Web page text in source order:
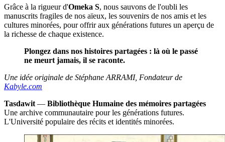
Grâce à la rigueur d'Omeka S, nous sauvons de l'oubli les
manuscrits fragiles de nos aïeux, les souvenirs de nos amis et les
cultures minorées, pour offrir aux générations futures un aperçu de
la richesse de chaque existence.
Plongez dans nos histoires partagées : là où le passé
ne meurt jamais, il se raconte.
Une idée originale de Stéphane ARRAMI, Fondateur de
Kabyle.com
Tasdawit — Bibliothèque Humaine des mémoires partagées
Une archive communautaire pour les générations futures.
L'Université populaire des récits et identités minorées.